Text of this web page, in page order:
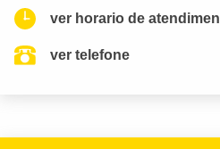
ver horario de
ver telefone